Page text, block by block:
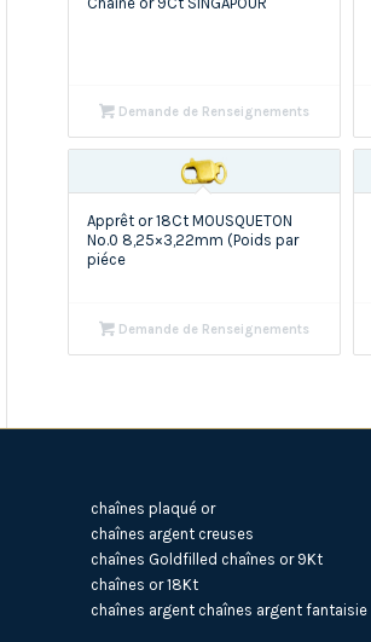
Demande de Renseignements
Apprêt or 18Ct MOUSQUETON
No.0 8,25×3,22mm (Poids par
piéce
Demande de Renseignements
chaînes plaqué or
chaînes argent creuses
chaînes Goldfilled chaînes or 9Kt
chaînes or 18Kt
chaînes argent chaînes argent fantaisie